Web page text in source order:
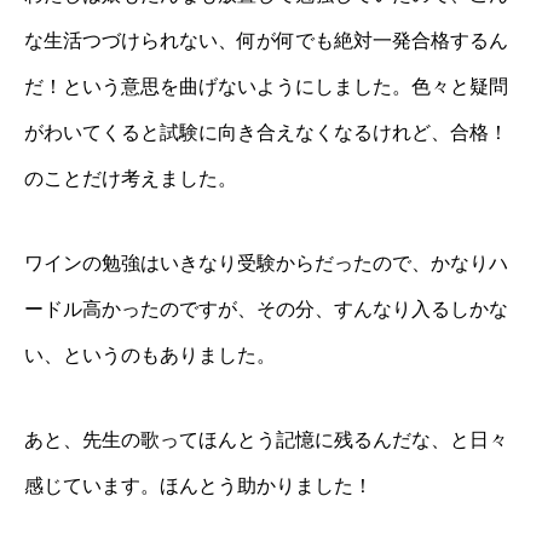
な生活つづけられない、何が何でも絶対一発合格するん
だ！という意思を曲げないようにしました。色々と疑問
がわいてくると試験に向き合えなくなるけれど、合格！
のことだけ考えました。
ワインの勉強はいきなり受験からだったので、かなりハ
ードル高かったのですが、その分、すんなり入るしかな
い、というのもありました。
あと、先生の歌ってほんとう記憶に残るんだな、と日々
感じています。ほんとう助かりました！